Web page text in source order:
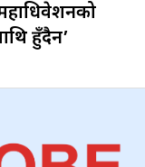
हुँदैन’